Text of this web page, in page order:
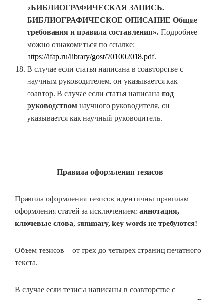
«БИБЛИОГРАФИЧЕСКАЯ ЗАПИСЬ.
БИБЛИОГРАФИЧЕСКОЕ ОПИСАНИЕ Общие
требования и правила составления». Подробнее
можно ознакомиться по ссылке:
https://ifap.ru/library/gost/701002018.pdf.
В случае если статья написана в соавторстве с
научным руководителем, он указывается как
соавтор. В случае если статья написана под
руководством научного руководителя, он
указывается как научный руководитель.
Правила оформления тезисов
Правила оформления тезисов идентичны правилам
оформления статей за исключением: аннотация,
ключевые слова, summary, key words не требуются!
Объем тезисов – от трех до четырех страниц печатного
текста.
В случае если тезисы написаны в соавторстве с